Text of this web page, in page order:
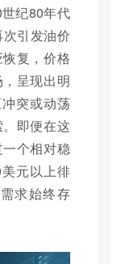
纪80年代
引发油价
复，价格
呈现出明
突或动荡
即便在这
个相对稳
元以上徘
求始终存